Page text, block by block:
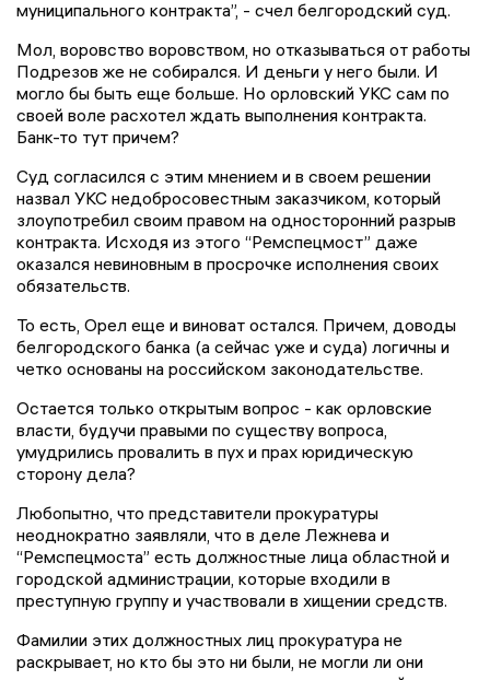
муниципального контракта”, - счел белгородский суд.
Мол, воровство воровством, но отказываться от работы
Подрезов же не собирался. И деньги у него были. И
могло бы быть еще больше. Но орловский УКС сам по
своей воле расхотел ждать выполнения контракта.
Банк-то тут причем?
Суд согласился с этим мнением и в своем решении
назвал УКС недобросовестным заказчиком, который
злоупотребил своим правом на односторонний разрыв
контракта. Исходя из этого “Ремспецмост” даже
оказался невиновным в просрочке исполнения своих
обязательств.
То есть, Орел еще и виноват остался. Причем, доводы
белгородского банка (а сейчас уже и суда) логичны и
четко основаны на российском законодательстве.
Остается только открытым вопрос - как орловские
власти, будучи правыми по существу вопроса,
умудрились провалить в пух и прах юридическую
сторону дела?
Любопытно, что представители прокуратуры
неоднократно заявляли, что в деле Лежнева и
“Ремспецмоста” есть должностные лица областной и
городской администрации, которые входили в
преступную группу и участвовали в хищении средств.
Фамилии этих должностных лиц прокуратура не
раскрывает, но кто бы это ни были, не могли ли они